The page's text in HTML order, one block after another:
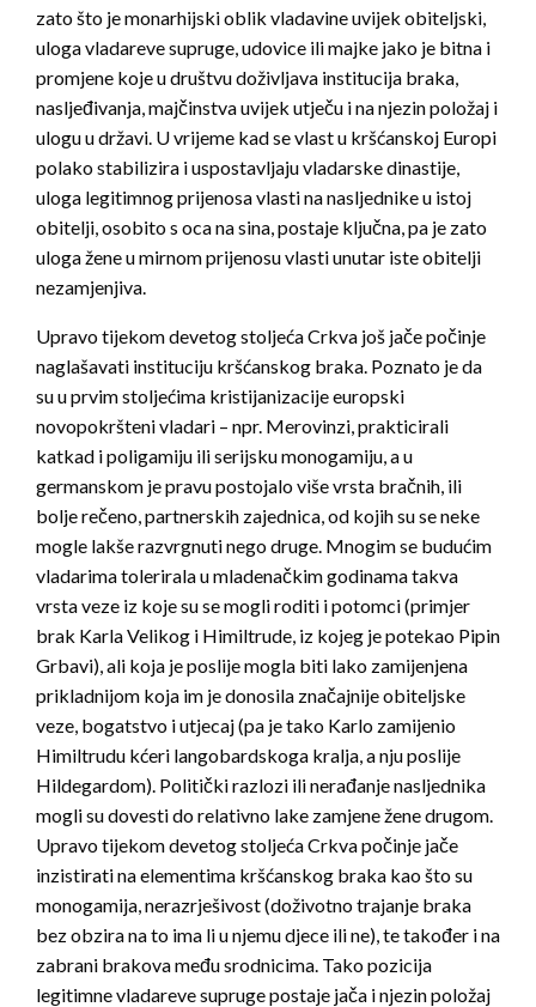
zato što je monarhijski oblik vladavine uvijek obiteljski,
uloga vladareve supruge, udovice ili majke jako je bitna i
promjene koje u društvu doživljava institucija braka,
nasljeđivanja, majčinstva uvijek utječu i na njezin položaj i
ulogu u državi. U vrijeme kad se vlast u kršćanskoj Europi
polako stabilizira i uspostavljaju vladarske dinastije,
uloga legitimnog prijenosa vlasti na nasljednike u istoj
obitelji, osobito s oca na sina, postaje ključna, pa je zato
uloga žene u mirnom prijenosu vlasti unutar iste obitelji
nezamjenjiva.
Upravo tijekom devetog stoljeća Crkva još jače počinje
naglašavati instituciju kršćanskog braka. Poznato je da
su u prvim stoljećima kristijanizacije europski
novopokršteni vladari – npr. Merovinzi, prakticirali
katkad i poligamiju ili serijsku monogamiju, a u
germanskom je pravu postojalo više vrsta bračnih, ili
bolje rečeno, partnerskih zajednica, od kojih su se neke
mogle lakše razvrgnuti nego druge. Mnogim se budućim
vladarima tolerirala u mladenačkim godinama takva
vrsta veze iz koje su se mogli roditi i potomci (primjer
brak Karla Velikog i Himiltrude, iz kojeg je potekao Pipin
Grbavi), ali koja je poslije mogla biti lako zamijenjena
prikladnijom koja im je donosila značajnije obiteljske
veze, bogatstvo i utjecaj (pa je tako Karlo zamijenio
Himiltrudu kćeri langobardskoga kralja, a nju poslije
Hildegardom). Politički razlozi ili nerađanje nasljednika
mogli su dovesti do relativno lake zamjene žene drugom.
Upravo tijekom devetog stoljeća Crkva počinje jače
inzistirati na elementima kršćanskog braka kao što su
monogamija, nerazrješivost (doživotno trajanje braka
bez obzira na to ima li u njemu djece ili ne), te također i na
zabrani brakova među srodnicima. Tako pozicija
legitimne vladareve supruge postaje jača i njezin položaj